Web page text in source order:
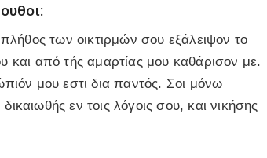
των οικτιρμών σου εξάλειψον το
από τής αμαρτίας μου καθάρισον με.
μου εστι δια παντός. Σοι μόνω
εν τοις λόγοις σου, και νικήσης